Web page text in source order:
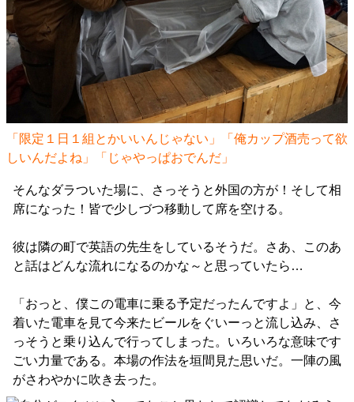
「限定１日１組とかいいんじゃない」「俺カップ酒売って欲
しいんだよね」「じゃやっぱおでんだ」
そんなダラついた場に、さっそうと外国の方が！そして相
席になった！皆で少しづつ移動して席を空ける。
彼は隣の町で英語の先生をしているそうだ。さあ、このあ
と話はどんな流れになるのかな～と思っていたら…
「おっと、僕この電車に乗る予定だったんですよ」と、今
着いた電車を見て今来たビールをぐいーっと流し込み、さ
っそうと乗り込んで行ってしまった。いろいろな意味です
ごい力量である。本場の作法を垣間見た思いだ。一陣の風
がさわやかに吹き去った。